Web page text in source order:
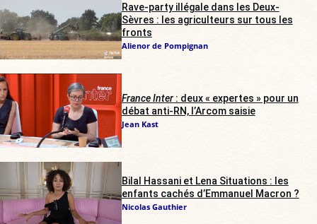
Rave-party illégale dans les Deux-
Sèvres : les agriculteurs sur tous les
fronts
Alienor de Pompignan
France Inter: deux « expertes » pour un
débat anti-RN, l’Arcom saisie
Jean Kast
Bilal Hassani et Lena Situations : les
enfants cachés d’Emmanuel Macron ?
Nicolas Gauthier